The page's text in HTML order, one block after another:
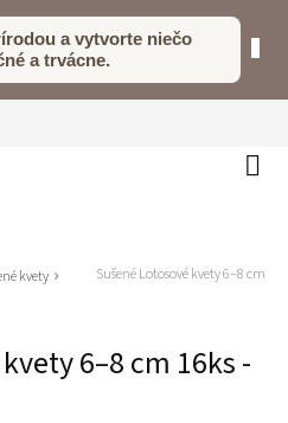
a vytvorte niečo
a trvácne.
kvety Sušené Lotosové kvety 6–8 cm
6–8 cm 16ks -